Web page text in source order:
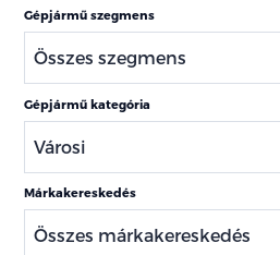
Gépjármű szegmens
Gépjármű kategória
Márkakereskedés